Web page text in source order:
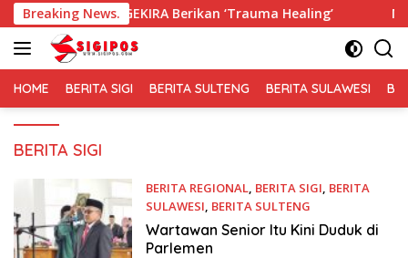
Langsung
ke
konten
Breaking News.
GEKIRA Berikan ‘Trauma Healing’ Membaur Tanpa
HOME BERITA SIGI BERITA SULTENG BERITA SULAWESI
BERITA SIGI
BERITA REGIONAL, BERITA SIGI, BERITA
SULAWESI, BERITA SULTENG
Agustus 3, 2025
Wartawan Senior Itu Kini Duduk di
Parlemen